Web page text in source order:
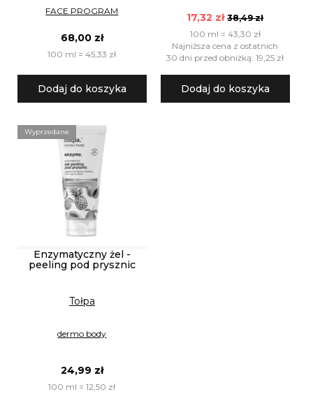
FACE PROGRAM
68,00 zł
100 ml = 45,33 zł
Dodaj do koszyka
17,32 zł 38,49 zł
100 ml = 43,30 zł
Najniższa cena z ostatnich
30 dni przed obniżką: 19,25 zł
Dodaj do koszyka
Wyprzedane
Enzymatyczny żel -
peeling pod prysznic
Tołpa
dermo body
24,99 zł
100 ml = 12,50 zł